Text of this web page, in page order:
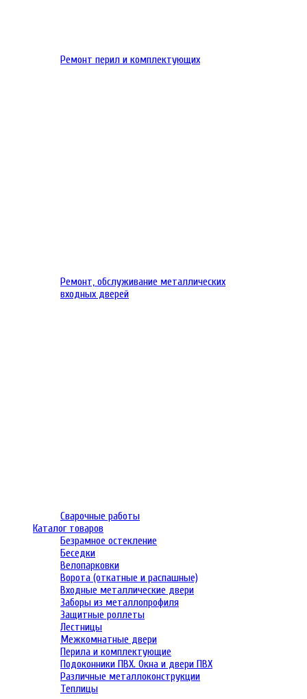
Ремонт перил и комплектующих
Ремонт, обслуживание металлических
входных дверей
Сварочные работы
Каталог товаров
Безрамное остекление
Беседки
Велопарковки
Ворота (откатные и распашные)
Входные металлические двери
Заборы из металлопрофиля
Защитные роллеты
Лестницы
Межкомнатные двери
Перила и комплектующие
Подоконники ПВХ. Окна и двери ПВХ
Различные металлоконструкции
Теплицы